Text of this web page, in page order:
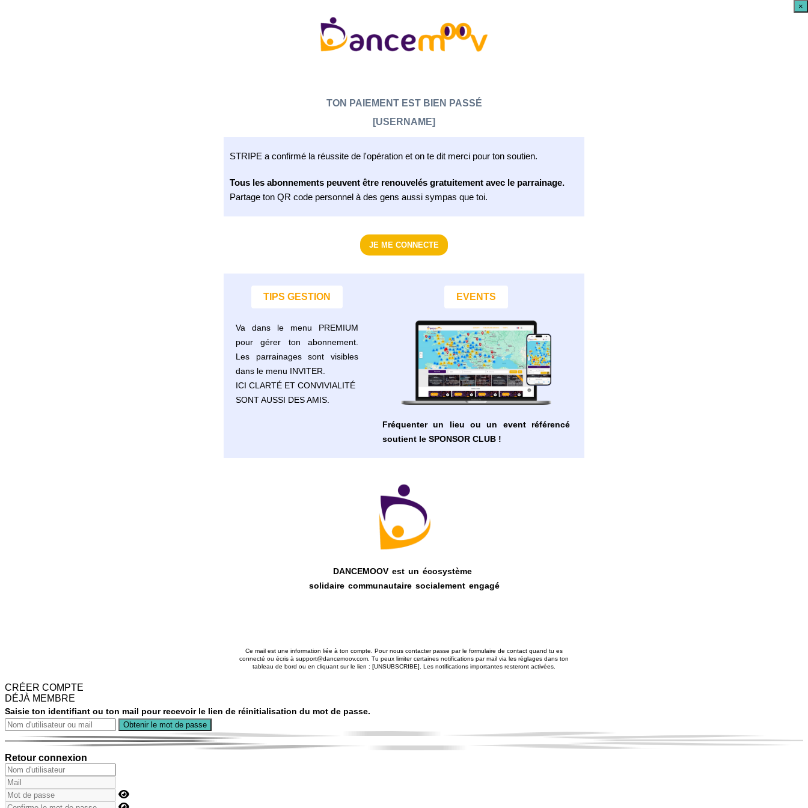
TON PAIEMENT EST BIEN PASSÉ
[USERNAME]
STRIPE a confirmé la réussite de l'opération et on te dit merci pour ton soutien.
Tous les abonnements peuvent être renouvelés gratuitement avec le parrainage.
Partage ton QR code personnel à des gens aussi sympas que toi.
JE ME CONNECTE
TIPS GESTION
Va dans le menu PREMIUM
pour gérer ton abonnement.
Les parrainages sont visibles
dans le menu INVITER.
ICI CLARTÉ ET CONVIVIALITÉ
SONT AUSSI DES AMIS.
EVENTS
Fréquenter un lieu ou un event référencé
soutient le SPONSOR CLUB !
DANCEMOOV est un écosystème
solidaire communautaire socialement engagé
Ce mail est une information liée à ton compte. Pour nous contacter passe par le formulaire de contact quand tu es
connecté ou écris à support@dancemoov.com. Tu peux limiter certaines notifications par mail via les réglages dans ton
tableau de bord ou en cliquant sur le lien : [UNSUBSCRIBE]. Les notifications importantes resteront activées.
CRÉER COMPTE
DÉJÀ MEMBRE
Saisie ton identifiant ou ton mail pour recevoir le lien de réinitialisation du mot de passe.
Retour connexion
×